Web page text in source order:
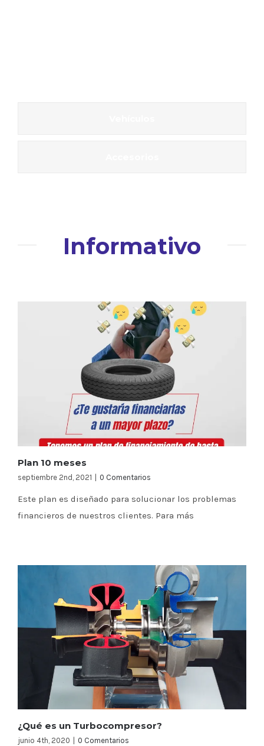
Informativo
Plan 10 meses
septiembre 2nd, 2021 0 Comentarios
Este plan es diseñado para solucionar los problemas
financieros de nuestros clientes. Para más
¿Qué es un Turbocompresor?
junio 4th, 2020 0 Comentarios